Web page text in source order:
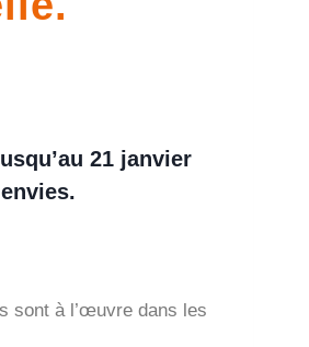
21 janvier
sont à l’œuvre dans les